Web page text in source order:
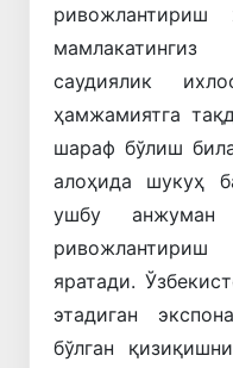
ривожлантириш
саудиялик
ҳамжамиятга
шараф бўлиш
алоҳида шукуҳ
ушбу анжуман
яратади.
этадиган
бўлган